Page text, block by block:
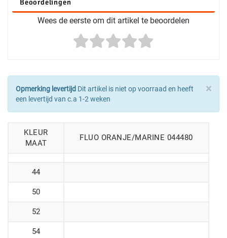
Beoordelingen
Wees de eerste om dit artikel te beoordelen
×
Opmerking levertijd Dit artikel is niet op voorraad en heeft
een levertijd van c.a 1-2 weken
KLEUR
MAAT
FLUO ORANJE/MARINE 044480
44
50
52
54